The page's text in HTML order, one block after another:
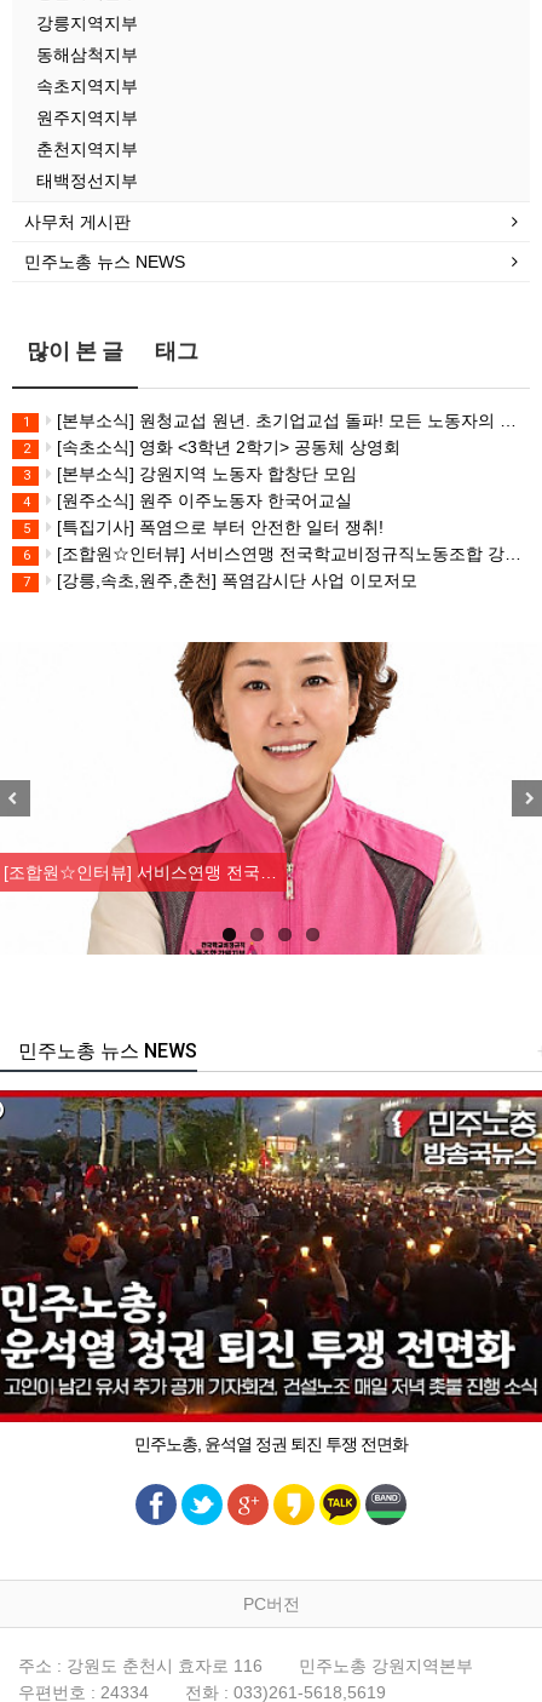
강릉지역지부
동해삼척지부
속초지역지부
원주지역지부
춘천지역지부
태백정선지부
사무처 게시판
민주노총 뉴스 NEWS
많이 본 글 태그
1 [본부소식] 원청교섭 원년. 초기업교섭 돌파! 모든 노동자의 노동기본권 쟁취! 민주노총 7.15 총파업대회
2 [속초소식] 영화 <3학년 2학기> 공동체 상영회
3 [본부소식] 강원지역 노동자 합창단 모임
4 [원주소식] 원주 이주노동자 한국어교실
5 [특집기사] 폭염으로 부터 안전한 일터 쟁취!
6 [조합원☆인터뷰] 서비스연맹 전국학교비정규직노동조합 강원지부 김유미 춘천지회장
7 [강릉,속초,원주,춘천] 폭염감시단 사업 이모저모
[조합원☆인터뷰] 서비스연맹 전국…
주노총 뉴스 NEWS
민주노총, 윤석열 정권 퇴진 투쟁 전면화
PC버전
주소 : 강원도 춘천시 효자로 116
민주노총 강원지역본부
우편번호 : 24334
전화 : 033)261-5618,5619